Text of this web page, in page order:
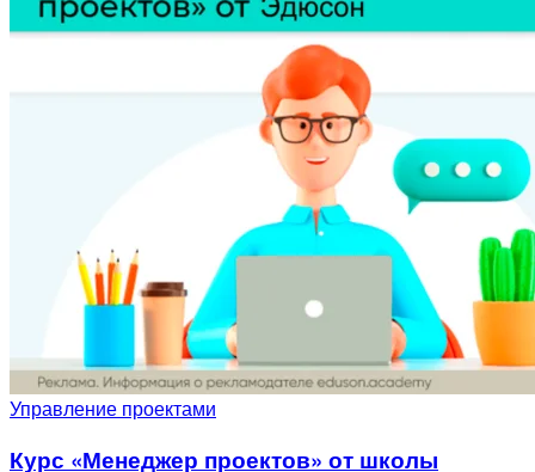
Управление проектами
Курс «Менеджер проектов» от школы